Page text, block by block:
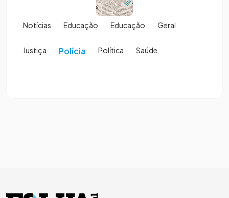
Notícias Educação Educação Geral
Justiça Polícia Política Saúde